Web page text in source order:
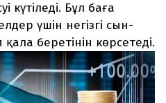
күтіледі. Бұл баға
үшін негізгі сын-
беретінін көрсетеді.